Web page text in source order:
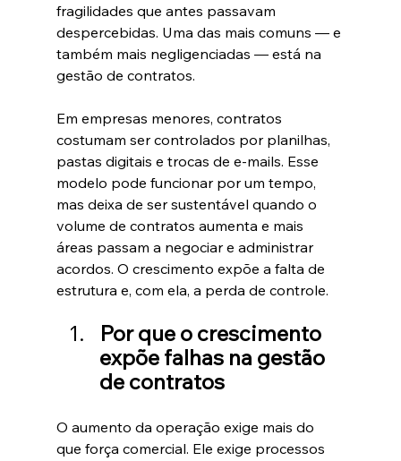
fragilidades que antes passavam
despercebidas. Uma das mais comuns — e
também mais negligenciadas — está na
gestão de contratos.
Em empresas menores, contratos
costumam ser controlados por planilhas,
pastas digitais e trocas de e-mails. Esse
modelo pode funcionar por um tempo,
mas deixa de ser sustentável quando o
volume de contratos aumenta e mais
áreas passam a negociar e administrar
acordos. O crescimento expõe a falta de
estrutura e, com ela, a perda de controle.
Por que o crescimento
expõe falhas na gestão
de contratos
O aumento da operação exige mais do
que força comercial. Ele exige processos